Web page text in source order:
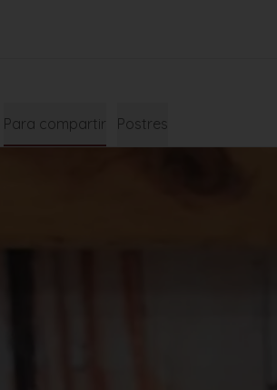
Para compartir Postres